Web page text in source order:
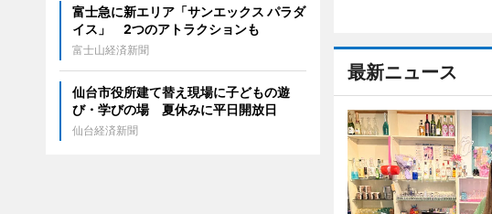
最新ニュース
富士急に新エリア「サンエックス パラダ
イス」 2つのアトラクションも
富士山経済新聞
仙台市役所建て替え現場に子どもの遊
び・学びの場 夏休みに平日開放日
仙台経済新聞